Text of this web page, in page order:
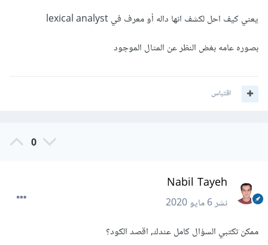
يعني كيف احل لكشف انها داله أو معرف في lexical analyst
بصوره عامه بغض النظر عن المثال الموجود
اقتباس
0
Nabil Tayeh
نشر6 مايو 2020
ممكن تكتبي السؤال كامل عندك, اقصد الكود؟